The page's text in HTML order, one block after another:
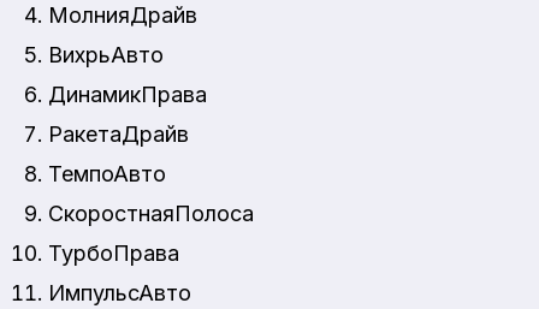
МолнияДрайв
ВихрьАвто
ДинамикПрава
РакетаДрайв
ТемпоАвто
СкоростнаяПолоса
ТурбоПрава
ИмпульсАвто